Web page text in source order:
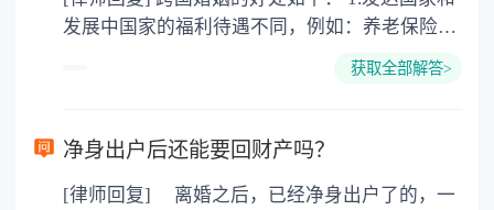
发展中国家的福利待遇不同，例如：养老保险
看具体国家和具体城市。 2.西方文化不同。男性
四德，相对还有女权主义，对女权的保护。例
获取全部解答>
净身出户后还能要回财产吗？
[律师回复] 离婚之后，已经净身出户了的，一